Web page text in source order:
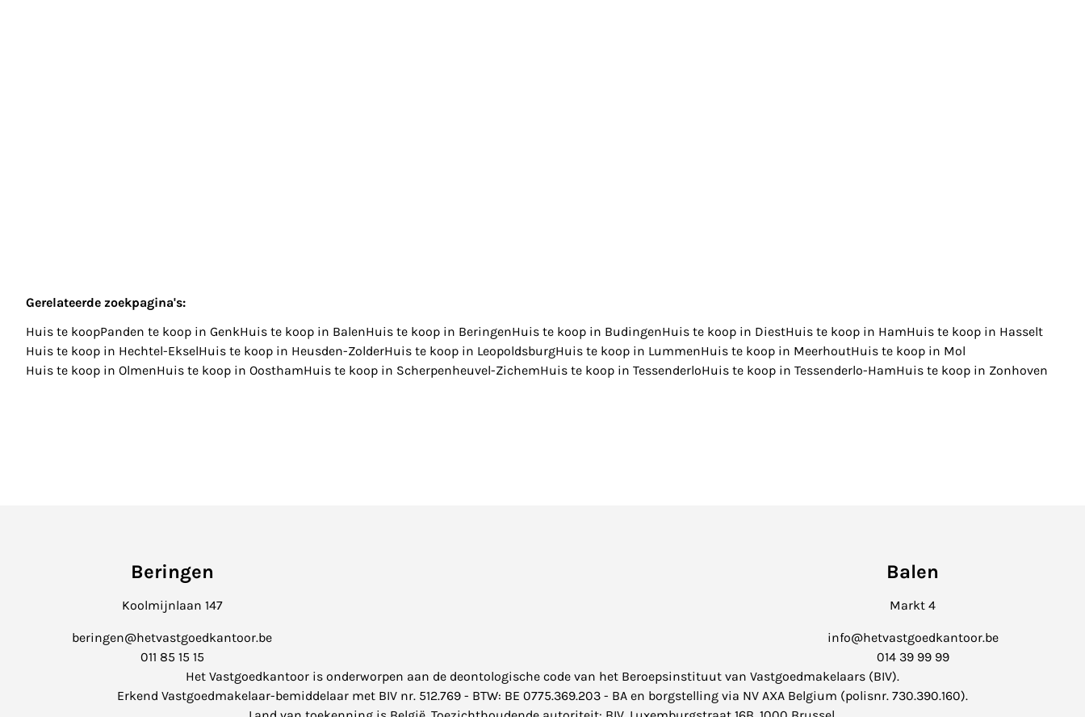
Gerelateerde zoekpagina's:
Huis te koopPanden te koop in GenkHuis te koop in BalenHuis te koop in BeringenHuis te koop in BudingenHuis te koop in DiestHuis te koop in HamHuis te koop in Hasselt
Huis te koop in Hechtel-EkselHuis te koop in Heusden-ZolderHuis te koop in LeopoldsburgHuis te koop in LummenHuis te koop in MeerhoutHuis te koop in Mol
Huis te koop in OlmenHuis te koop in OosthamHuis te koop in Scherpenheuvel-ZichemHuis te koop in TessenderloHuis te koop in Tessenderlo-HamHuis te koop in Zonhoven
Beringen
Koolmijnlaan 147
beringen@hetvastgoedkantoor.be
011 85 15 15
Balen
Markt 4
info@hetvastgoedkantoor.be
014 39 99 99
Het Vastgoedkantoor is onderworpen aan de deontologische code van het Beroepsinstituut van Vastgoedmakelaars (BIV).
Erkend Vastgoedmakelaar-bemiddelaar met BIV nr. 512.769 - BTW: BE 0775.369.203 - BA en borgstelling via NV AXA Belgium (polisnr. 730.390.160).